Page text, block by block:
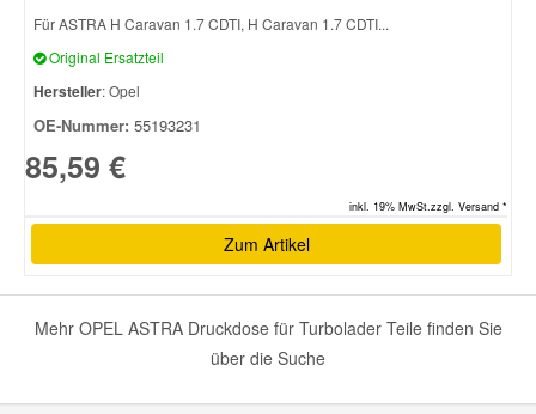
Für ASTRA H Caravan 1.7 CDTI, H Caravan 1.7 CDTI...
Original Ersatzteil
Hersteller: Opel
OE-Nummer: 55193231
85,59 €
inkl. 19% MwSt.zzgl. Versand *
Zum Artikel
Mehr OPEL ASTRA Druckdose für Turbolader Teile finden Sie
über die Suche